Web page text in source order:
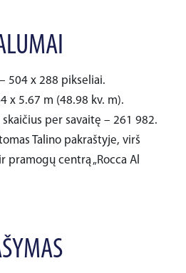
504 x 288 pikseliai.
x 5.67 m (48.98 kv. m).
per savaitę – 261 982.
Talino pakraštyje, virš
pramogų centrą „Rocca Al